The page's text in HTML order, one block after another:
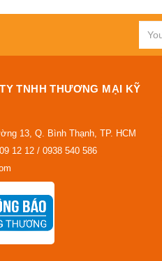
TNHH THƯƠNG MẠI KỸ
13, Q. Bình Thạnh, TP. HCM
12 12 / 0938 540 586